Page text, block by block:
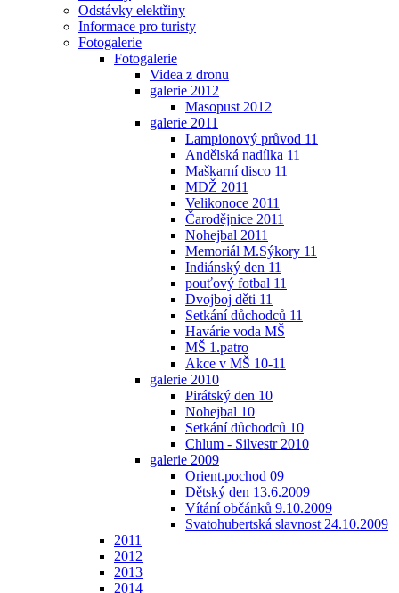
Odstávky elektřiny
Informace pro turisty
Fotogalerie
Fotogalerie
Videa z dronu
galerie 2012
Masopust 2012
galerie 2011
Lampionový průvod 11
Andělská nadílka 11
Maškarní disco 11
MDŽ 2011
Velikonoce 2011
Čarodějnice 2011
Nohejbal 2011
Memoriál M.Sýkory 11
Indiánský den 11
pouťový fotbal 11
Dvojboj děti 11
Setkání důchodců 11
Havárie voda MŠ
MŠ 1.patro
Akce v MŠ 10-11
galerie 2010
Pirátský den 10
Nohejbal 10
Setkání důchodců 10
Chlum - Silvestr 2010
galerie 2009
Orient.pochod 09
Dětský den 13.6.2009
Vítání občánků 9.10.2009
Svatohubertská slavnost 24.10.2009
2011
2012
2013
2014